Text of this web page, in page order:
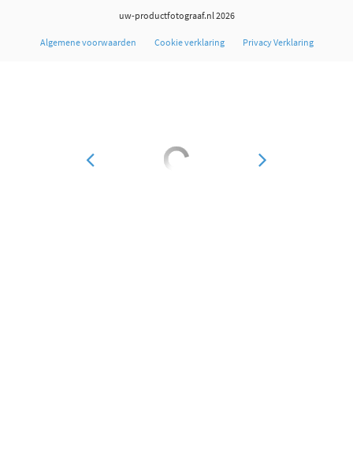
uw-productfotograaf.nl 2026
Algemene voorwaarden Cookie verklaring Privacy Verklaring